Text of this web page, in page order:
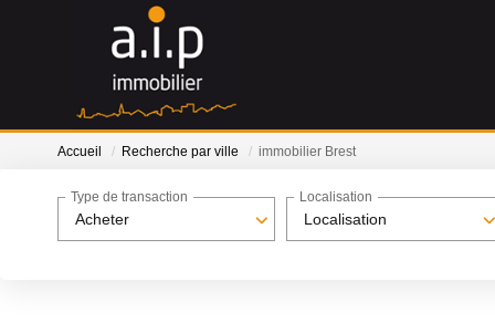
Accueil Recherche par ville immobilier Brest
Acheter
Type de transaction
Localisation
Localisation